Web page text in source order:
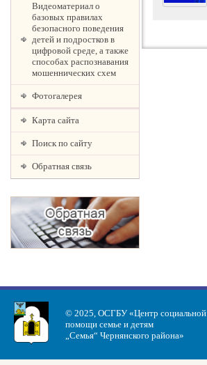
Видеоматериал о
базовых правилах
безопасного поведения
детей и подростков в
цифровой среде, а также
способах распознавания
мошеннических схем
Фотогалерея
Карта сайта
Поиск по сайту
Обратная связь
© 2025, ОСГБУ «Центр социальной
помощи семье и детям
„Семья“ Чернянского района»